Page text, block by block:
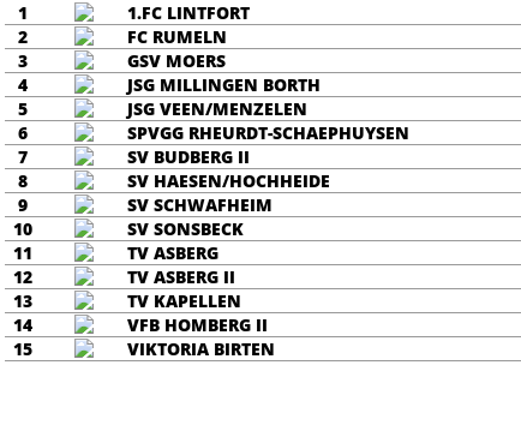
1 1.FC LINTFORT
2
FC RUMELN
3
GSV MOERS
4
JSG MILLINGEN BORTH
5
JSG VEEN/MENZELEN
6
SPVGG RHEURDT-SCHAEPHUYSEN
7
SV BUDBERG II
8
SV HAESEN/HOCHHEIDE
9
SV SCHWAFHEIM
10
SV SONSBECK
11
TV ASBERG
12
TV ASBERG II
13
TV KAPELLEN
14
VFB HOMBERG II
15
VIKTORIA BIRTEN